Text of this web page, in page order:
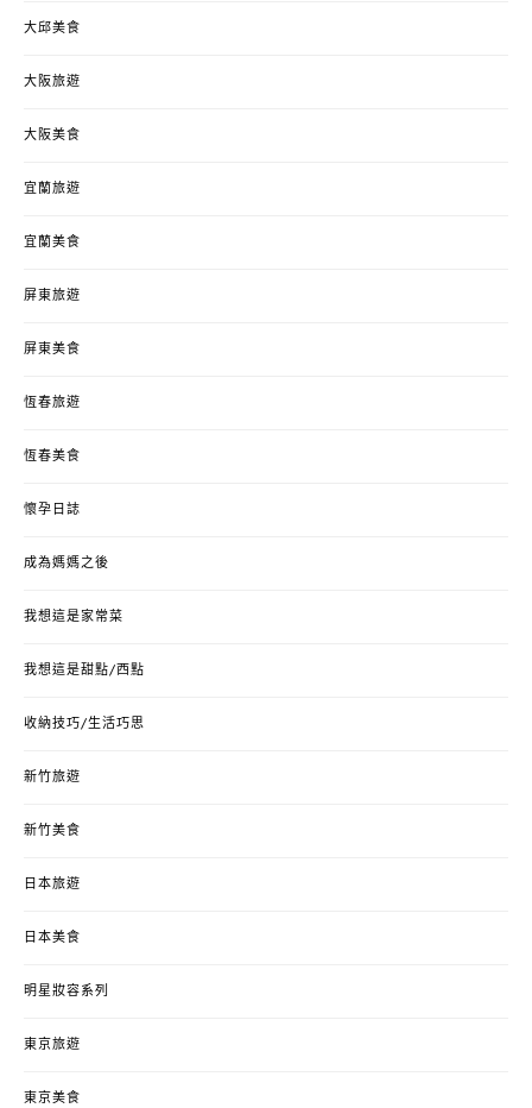
大邱美食
大阪旅遊
大阪美食
宜蘭旅遊
宜蘭美食
屏東旅遊
屏東美食
恆春旅遊
恆春美食
懷孕日誌
成為媽媽之後
我想這是家常菜
我想這是甜點/西點
收納技巧/生活巧思
新竹旅遊
新竹美食
日本旅遊
日本美食
明星妝容系列
東京旅遊
東京美食